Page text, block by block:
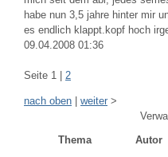
habe nun 3,5 jahre hinter mir
es endlich klappt.kopf hoch
09.04.2008 01:36
Seite 1 | 2
nach oben | weiter >
Thema
Autor